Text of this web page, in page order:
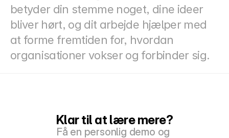
betyder din stemme noget, dine ideer
bliver hørt, og dit arbejde hjælper med
at forme fremtiden for, hvordan
organisationer vokser og forbinder sig.
Klar til at lære mere?
Få en personlig demo og